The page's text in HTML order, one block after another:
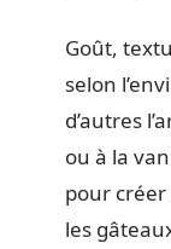
Goût,
selon
d’autres
ou à la
pour
les